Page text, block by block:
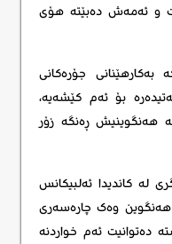
و ئەمەش دەبێتە هۆی
جۆرەکانی
بۆ ئەم کێشەیە،
هەنگوینیش ڕەنگە زۆر
لە کاندیدا ئەلبیکانس
هەنگوین وەک چارەسەری
دەتوانیت ئەم خواردنە